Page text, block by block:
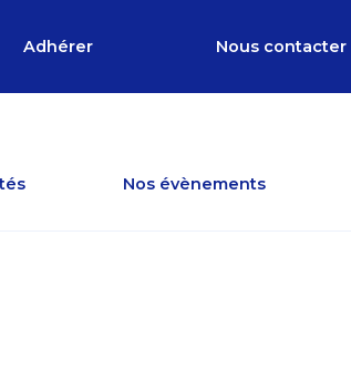
Adhérer Nous contacter
Nos évènements